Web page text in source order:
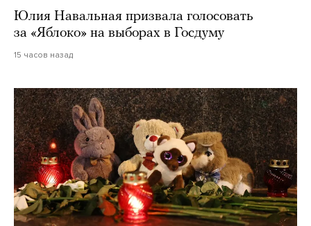
Юлия Навальная призвала голосовать
за «Яблоко» на выборах в Госдуму
15 часов назад